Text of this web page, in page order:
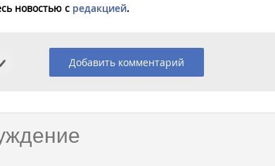
новостью с редакцией.
Добавить комментарий